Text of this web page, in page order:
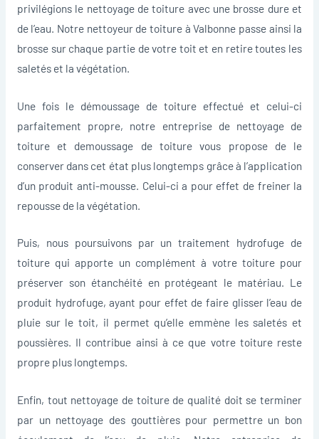
privilégions le nettoyage de toiture avec une brosse dure et
de l’eau. Notre nettoyeur de toiture à Valbonne passe ainsi la
brosse sur chaque partie de votre toit et en retire toutes les
saletés et la végétation.
Une fois le démoussage de toiture effectué et celui-ci
parfaitement propre, notre entreprise de nettoyage de
toiture et demoussage de toiture vous propose de le
conserver dans cet état plus longtemps grâce à l’application
d’un produit anti-mousse. Celui-ci a pour effet de freiner la
repousse de la végétation.
Puis, nous poursuivons par un traitement hydrofuge de
toiture qui apporte un complément à votre toiture pour
préserver son étanchéité en protégeant le matériau. Le
produit hydrofuge, ayant pour effet de faire glisser l’eau de
pluie sur le toit, il permet qu’elle emmène les saletés et
poussières. Il contribue ainsi à ce que votre toiture reste
propre plus longtemps.
Enfin, tout nettoyage de toiture de qualité doit se terminer
par un nettoyage des gouttières pour permettre un bon